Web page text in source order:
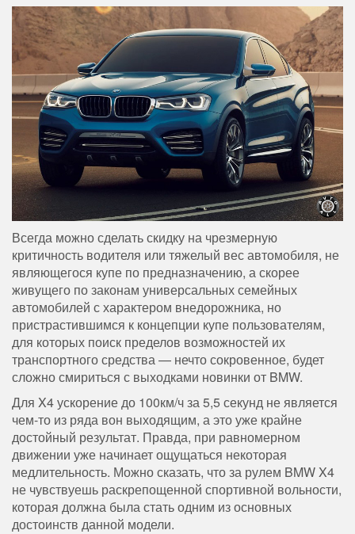
Всегда можно сделать скидку на чрезмерную
критичность водителя или тяжелый вес автомобиля, не
являющегося купе по предназначению, а скорее
живущего по законам универсальных семейных
автомобилей с характером внедорожника, но
пристрастившимся к концепции купе пользователям,
для которых поиск пределов возможностей их
транспортного средства — нечто сокровенное, будет
сложно смириться с выходками новинки от BMW.
Для X4 ускорение до 100км/ч за 5,5 секунд не является
чем-то из ряда вон выходящим, а это уже крайне
достойный результат. Правда, при равномерном
движении уже начинает ощущаться некоторая
медлительность. Можно сказать, что за рулем BMW X4
не чувствуешь раскрепощенной спортивной вольности,
которая должна была стать одним из основных
достоинств данной модели.